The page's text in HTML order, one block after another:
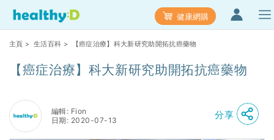
健康網購
主頁 > 生活百科 > 【癌症治療】科大新研究助開拓抗癌藥物
【癌症治療】科大新研究助開拓抗癌藥物
編輯: Fion
日期: 2020-07-13
分享